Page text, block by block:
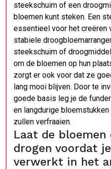
steekschuim of een
bloemen kunt steken. Een
essentieel voor het creëren
stabiele
steekschuim of
om de bloemen op hun
zorgt er ook voor dat ze
lang mooi blijven. Door te
goede basis leg je de
en langdurige
zullen verfraaien.
Laat de bloemen
drogen voordat
verwerkt in het